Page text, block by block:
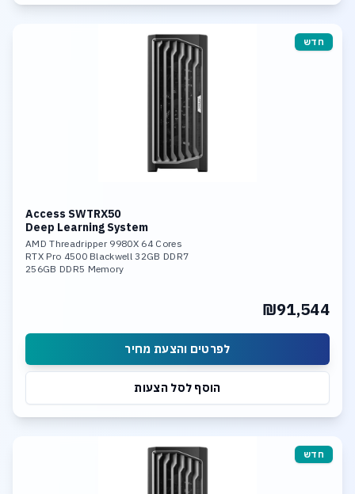
חדש
Access SWTRX50
Deep Learning System
AMD Threadripper 9980X 64 Cores
RTX Pro 4500 Blackwell 32GB DDR7
256GB DDR5 Memory
₪91,544
לפרטים והצעת מחיר
הוסף לסל הצעות
חדש